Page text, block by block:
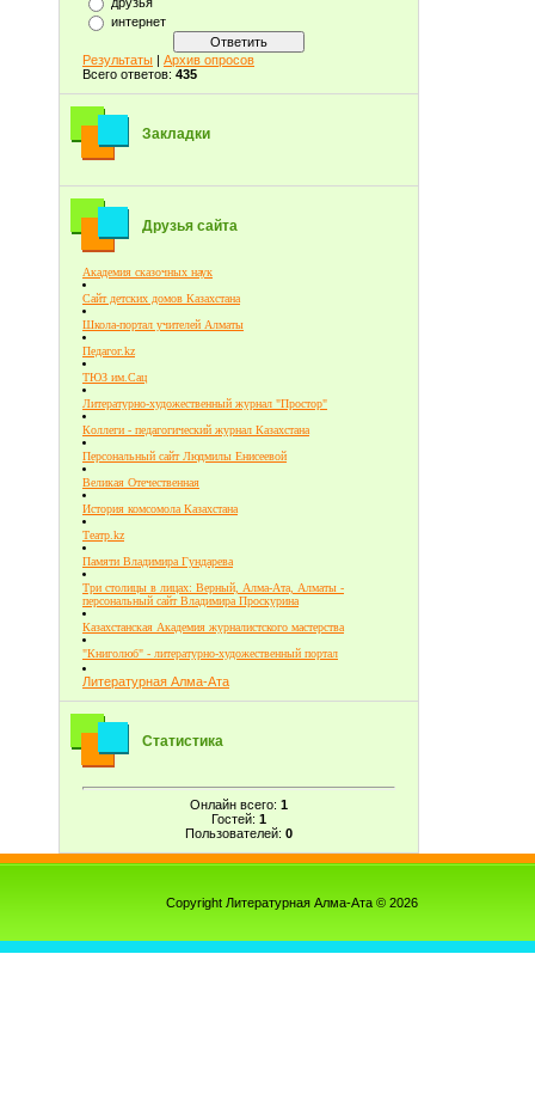
интернет
Результаты | Архив опросов
Всего ответов: 435
Закладки
Друзья сайта
Академия сказочных наук
Сайт детских домов Казахстана
Школа-портал учителей Алматы
Педагог.kz
ТЮЗ им.Сац
Литературно-художественный журнал "Простор"
Коллеги - педагогический журнал Казахстана
Персональный сайт Людмилы Енисеевой
Великая Отечественная
История комсомола Казахстана
Театр.kz
Памяти Владимира Гундарева
Три столицы в лицах: Верный, Алма-Ата, Алматы -
персональный сайт Владимира Проскурина
Казахстанская Академия журналистского мастерства
"Книголюб" - литературно-художественный портал
Литературная Алма-Ата
Статистика
Онлайн всего: 1
Гостей: 1
Пользователей: 0
Copyright Литературная Алма-Ата © 2026